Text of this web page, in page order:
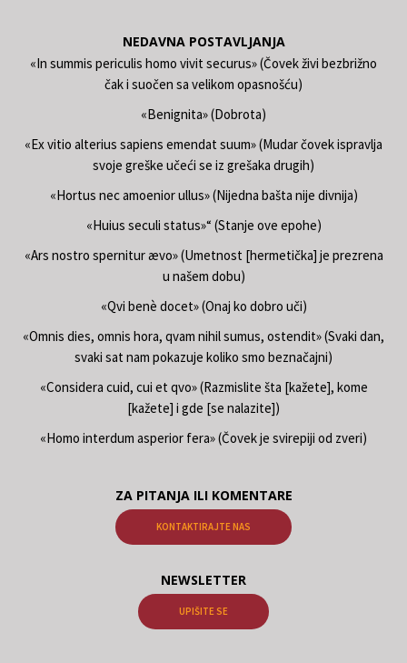
NEDAVNA POSTAVLJANJA
«In summis periculis homo vivit securus» (Čovek živi bezbrižno
čak i suočen sa velikom opasnošću)
«Benignita» (Dobrota)
«Ex vitio alterius sapiens emendat suum» (Mudar čovek ispravlja
svoje greške učeći se iz grešaka drugih)
«Hortus nec amoenior ullus» (Nijedna bašta nije divnija)
«Huius seculi status»“ (Stanje ove epohe)
«Ars nostro spernitur ævo» (Umetnost [hermetička] je prezrena
u našem dobu)
«Qvi benè docet» (Onaj ko dobro uči)
«Omnis dies, omnis hora, qvam nihil sumus, ostendit» (Svaki dan,
svaki sat nam pokazuje koliko smo beznačajni)
«Considera cuid, cui et qvo» (Razmislite šta [kažete], kome
[kažete] i gde [se nalazite])
«Homo interdum asperior fera» (Čovek je svirepiji od zveri)
ZA PITANJA ILI KOMENTARE
KONTAKTIRAJTE NAS
NEWSLETTER
UPIŠITE SE